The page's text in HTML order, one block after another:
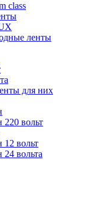
class
ленты
для них
вольт
вольт
вольта